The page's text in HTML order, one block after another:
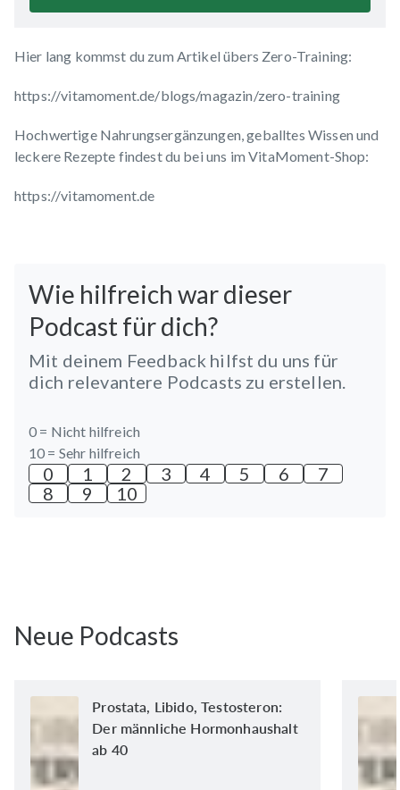
Hier lang kommst du zum Artikel übers Zero-Training:
https://vitamoment.de/blogs/magazin/zero-training
Hochwertige Nahrungsergänzungen, geballtes Wissen und
leckere Rezepte findest du bei uns im VitaMoment-Shop:
https://vitamoment.de
Wie hilfreich war dieser
Podcast für dich?
Mit deinem Feedback hilfst du uns für
dich relevantere Podcasts zu erstellen.
0 = Nicht hilfreich
10 = Sehr hilfreich
0 1 2 3 4 5 6
7
8
9 10
Neue Podcasts
Prostata, Libido, Testosteron:
Der männliche Hormonhaushalt
ab 40